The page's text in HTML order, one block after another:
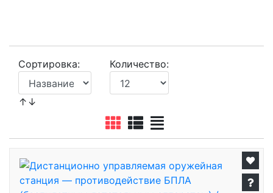
Сортировка:
↑↓
Количество: